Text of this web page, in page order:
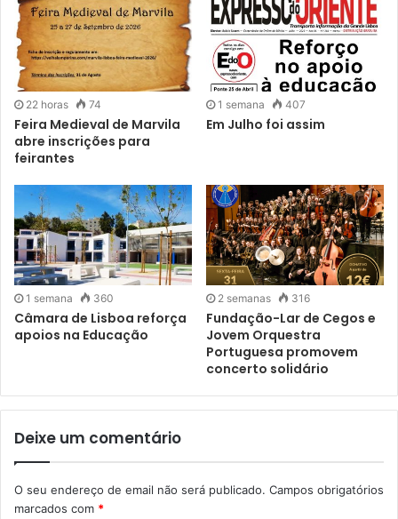
22 horas 74
Feira Medieval de Marvila
abre inscrições para
feirantes
1 semana 407
Em Julho foi assim
1 semana 360
Câmara de Lisboa reforça
apoios na Educação
2 semanas 316
Fundação-Lar de Cegos e
Jovem Orquestra
Portuguesa promovem
concerto solidário
Deixe um comentário
O seu endereço de email não será publicado. Campos obrigatórios
marcados com *